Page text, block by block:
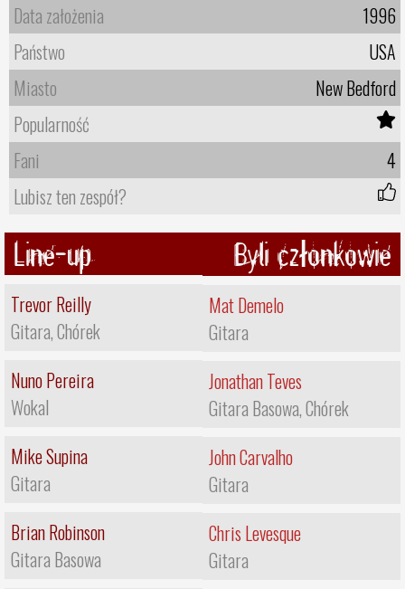
Data założenia
1996
Państwo
USA
Miasto
New Bedford
Popularność
Fani
4
Lubisz ten zespół?
Line-up
Trevor Reilly
Gitara, Chórek
Nuno Pereira
Wokal
Mike Supina
Gitara
Brian Robinson
Gitara Basowa
Byli członkowie
Mat Demelo
Gitara
Jonathan Teves
Gitara Basowa, Chórek
John Carvalho
Gitara
Chris Levesque
Gitara